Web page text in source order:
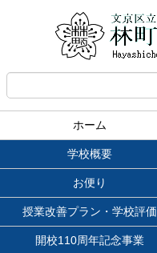
ホーム
学校概要
お便り
授業改善プラン・学校評価
開校110周年記念事業